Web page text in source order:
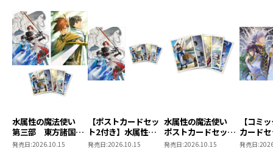
水属性の魔法使い
第三部 東方諸国編
8 同時発売まとめ
発売日:2026.10.15
【ポストカードセッ
ト2付き】水属性の
魔法使い 第三部
発売日:2026.10.15
水属性の魔法使い
ポストカードセット
2
発売日:2026.10.15
【コミ
カード
き】恋
発売日: